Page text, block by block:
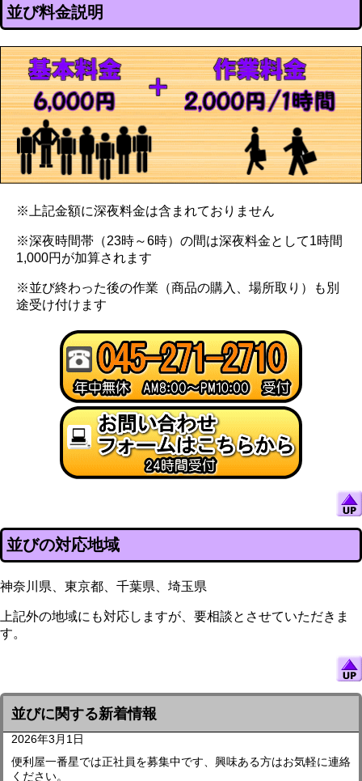
並び料金説明
※上記金額に深夜料金は含まれておりません
※深夜時間帯（23時～6時）の間は深夜料金として1時間
1,000円が加算されます
※並び終わった後の作業（商品の購入、場所取り）も別
途受け付けます
並びの対応地域
神奈川県、東京都、千葉県、埼玉県
上記外の地域にも対応しますが、要相談とさせていただきま
す。
並びに関する新着情報
2026年3月1日
便利屋一番星では正社員を募集中です、興味ある方はお気軽に連絡
ください。